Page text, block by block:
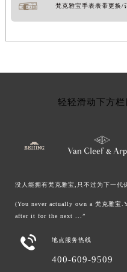
梵克雅宝手表表带更换/
轻轻滑动下方
没人能拥有梵克雅宝,只不过为下一代
(You never actually own a 梵克雅宝
after it for the next ...”
 地点服务热线
400-609-9509